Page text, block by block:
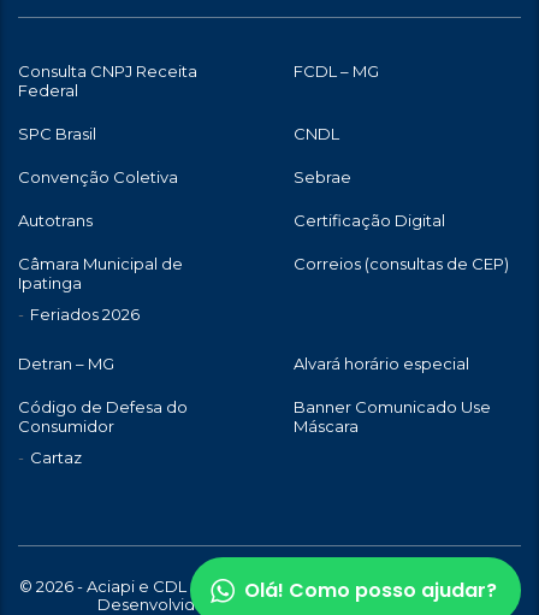
Consulta CNPJ Receita
Federal
FCDL – MG
SPC Brasil CNDL
Convenção Coletiva Sebrae
Autotrans Certificação Digital
Câmara Municipal de
Ipatinga
Feriados 2026
Correios (consultas de CEP)
Detran – MG Alvará horário especial
Código de Defesa do
Consumidor
Cartaz
Banner Comunicado Use
Máscara
© 2026 - Aciapi e CDL de Ipatinga | Todos os direitos reservados |
Desenvolvido com
WebStory.com.br
Olá! Como posso ajudar?